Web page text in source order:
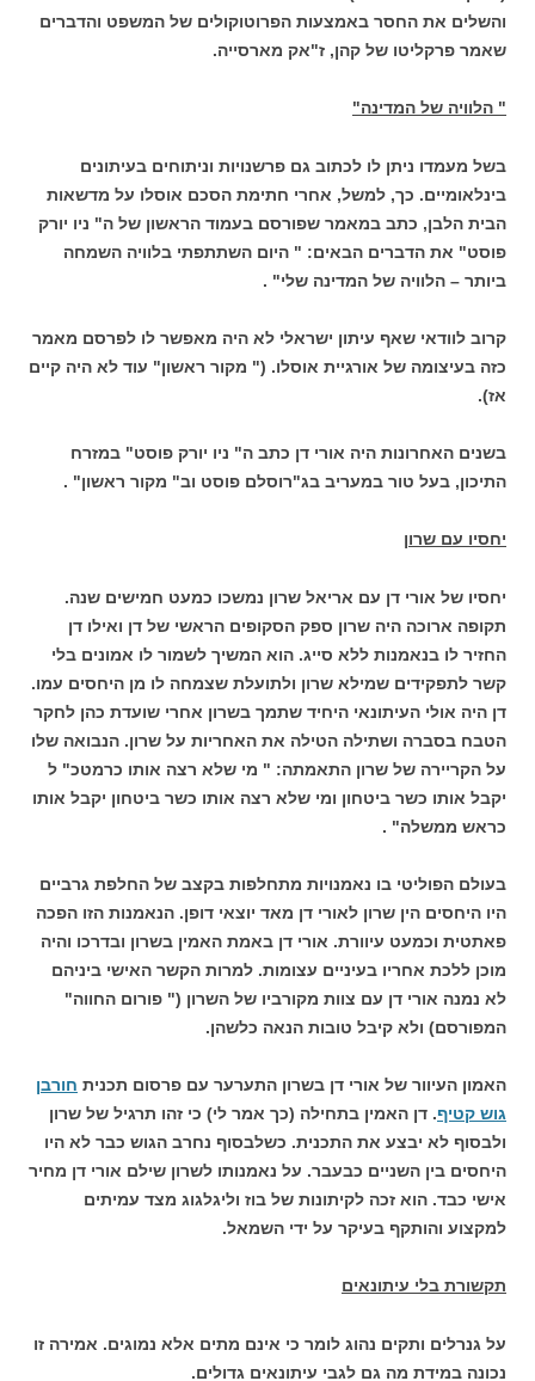
והשלים את החסר באמצעות הפרוטוקולים של המשפט והדברים
שאמר פרקליטו של קהן, ז"אק מארסייה.
" הלוויה של המדינה"
בשל מעמדו ניתן לו לכתוב גם פרשנויות וניתוחים בעיתונים
בינלאומיים. כך, למשל, אחרי חתימת הסכם אוסלו על מדשאות
הבית הלבן, כתב במאמר שפורסם בעמוד הראשון של ה" ניו יורק
פוסט" את הדברים הבאים: " היום השתתפתי בלוויה השמחה
ביותר – הלוויה של המדינה שלי" .
קרוב לוודאי שאף עיתון ישראלי לא היה מאפשר לו לפרסם מאמר
כזה בעיצומה של אורגיית אוסלו. (" מקור ראשון" עוד לא היה קיים
אז).
בשנים האחרונות היה אורי דן כתב ה" ניו יורק פוסט" במזרח
התיכון, בעל טור במעריב בג"רוסלם פוסט וב" מקור ראשון" .
יחסיו עם שרון
יחסיו של אורי דן עם אריאל שרון נמשכו כמעט חמישים שנה.
תקופה ארוכה היה שרון ספק הסקופים הראשי של דן ואילו דן
החזיר לו בנאמנות ללא סייג. הוא המשיך לשמור לו אמונים בלי
קשר לתפקידים שמילא שרון ולתועלת שצמחה לו מן היחסים עמו.
דן היה אולי העיתונאי היחיד שתמך בשרון אחרי שועדת כהן לחקר
הטבח בסברה ושתילה הטילה את האחריות על שרון. הנבואה שלו
על הקריירה של שרון התאמתה: " מי שלא רצה אותו כרמטכ" ל
יקבל אותו כשר ביטחון ומי שלא רצה אותו כשר ביטחון יקבל אותו
כראש ממשלה" .
בעולם הפוליטי בו נאמנויות מתחלפות בקצב של החלפת גרביים
היו היחסים הין שרון לאורי דן מאד יוצאי דופן. הנאמנות הזו הפכה
פאתטית וכמעט עיוורת. אורי דן באמת האמין בשרון ובדרכו והיה
מוכן ללכת אחריו בעיניים עצומות. למרות הקשר האישי ביניהם
לא נמנה אורי דן עם צוות מקורביו של השרון (" פורום החווה"
המפורסם) ולא קיבל טובות הנאה כלשהן.
האמון העיוור של אורי דן בשרון התערער עם פרסום תכנית חורבן
גוש קטיף. דן האמין בתחילה (כך אמר לי) כי זהו תרגיל של שרון
ולבסוף לא יבצע את התכנית. כשלבסוף נחרב הגוש כבר לא היו
היחסים בין השניים כבעבר. על נאמנותו לשרון שילם אורי דן מחיר
אישי כבד. הוא זכה לקיתונות של בוז וליגלגוג מצד עמיתים
למקצוע והותקף בעיקר על ידי השמאל.
תקשורת בלי עיתונאים
על גנרלים ותקים נהוג לומר כי אינם מתים אלא נמוגים. אמירה זו
נכונה במידת מה גם לגבי עיתונאים גדולים.